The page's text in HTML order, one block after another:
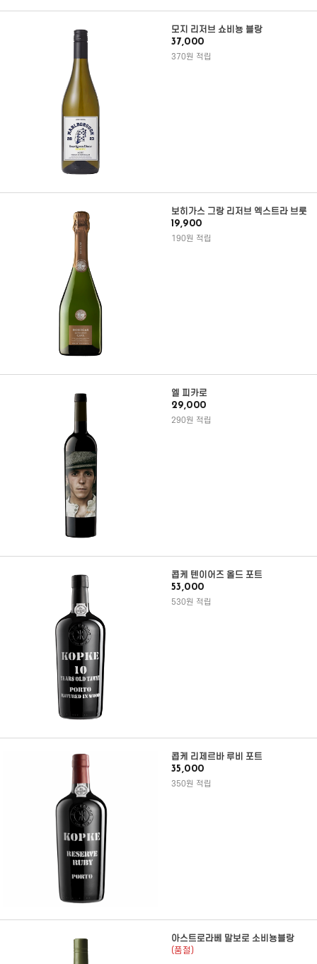
모지 리저브 쇼비뇽 블랑
37,000
370원 적립
보히가스 그랑 리저브 엑스트라 브룻
19,900
190원 적립
엘 피카로
29,000
290원 적립
콥케 텐이어즈 올드 포트
53,000
530원 적립
콥케 리제르바 루비 포트
35,000
350원 적립
아스트로라베 말보로 소비뇽블랑
(품절)